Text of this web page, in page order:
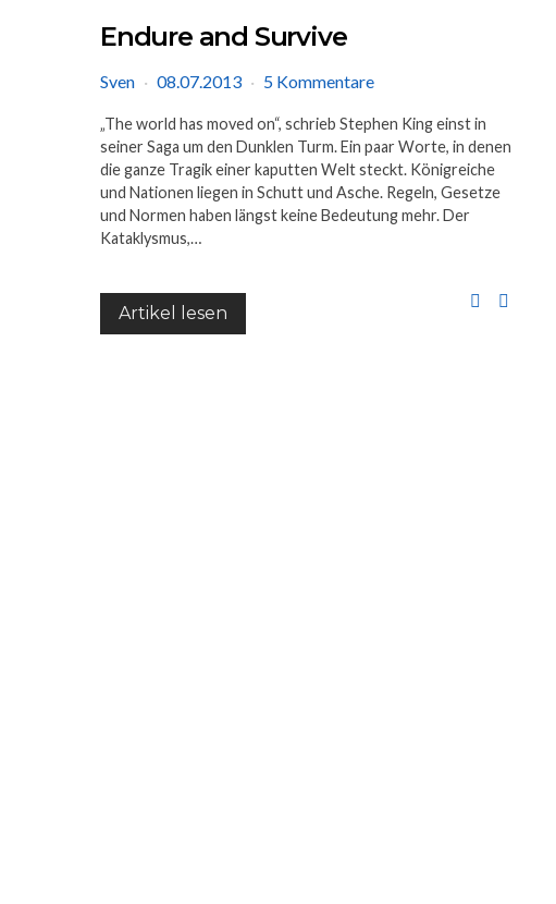
Endure and Survive
Sven 08.07.2013 5 Kommentare
„The world has moved on“, schrieb Stephen King einst in
seiner Saga um den Dunklen Turm. Ein paar Worte, in denen
die ganze Tragik einer kaputten Welt steckt. Königreiche
und Nationen liegen in Schutt und Asche. Regeln, Gesetze
und Normen haben längst keine Bedeutung mehr. Der
Kataklysmus,…
Artikel lesen